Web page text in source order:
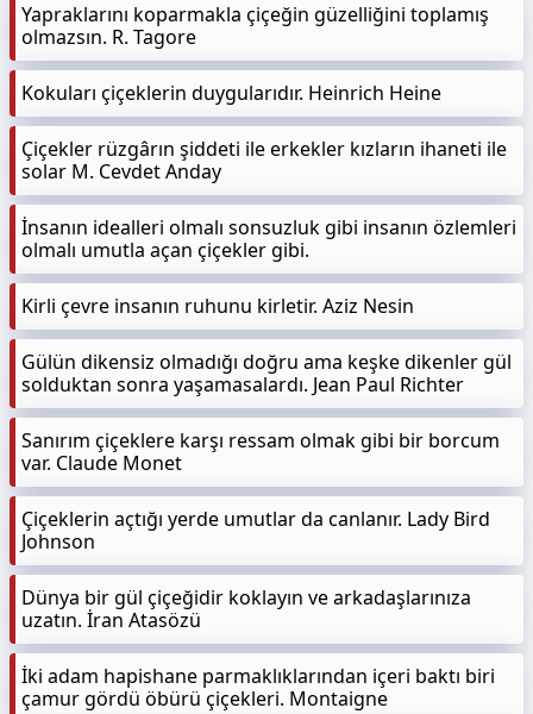
Yapraklarını koparmakla çiçeğin güzelliğini toplamış
olmazsın. R. Tagore
Kokuları çiçeklerin duygularıdır. Heinrich Heine
Çiçekler rüzgârın şiddeti ile erkekler kızların ihaneti ile
solar M. Cevdet Anday
İnsanın idealleri olmalı sonsuzluk gibi insanın özlemleri
olmalı umutla açan çiçekler gibi.
Kirli çevre insanın ruhunu kirletir. Aziz Nesin
Gülün dikensiz olmadığı doğru ama keşke dikenler gül
solduktan sonra yaşamasalardı. Jean Paul Richter
Sanırım çiçeklere karşı ressam olmak gibi bir borcum
var. Claude Monet
Çiçeklerin açtığı yerde umutlar da canlanır. Lady Bird
Johnson
Dünya bir gül çiçeğidir koklayın ve arkadaşlarınıza
uzatın. İran Atasözü
İki adam hapishane parmaklıklarından içeri baktı biri
çamur gördü öbürü çiçekleri. Montaigne